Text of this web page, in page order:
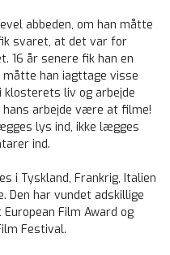
abbeden, om han måtte
svaret, at det var for
16 år senere fik han en
måtte han iagttage visse
klosterets liv og arbejde
hans arbejde være at filme!
lys ind, ikke lægges
ind.
i Tyskland, Frankrig, Italien
Den har vundet adskillige
Film Award og
Festival.